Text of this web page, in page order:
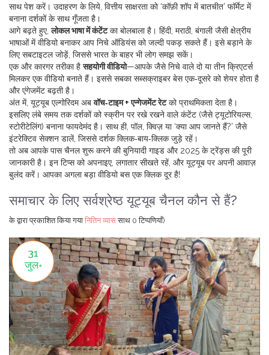
साथ पेश करें। उदाहरण के लिये, वित्तीय साक्षरता को ‘कॉफ़ी शॉप में बातचीत’ फॉर्मेट में
बनाना दर्शकों के साथ गूँजता है।
आगे बढ़ते हुए,लोकल भाषा में कंटेंटका बोलबाला है। हिंदी, मराठी, बंगाली जैसी क्षेत्रीय
भाषाओं में वीडियो बनाकर आप निचे ऑडियंस को जल्दी पकड़ सकते हैं। इसे बड़ाने के
लिए सबटाइटल जोड़ें, जिससे भारत के बाहर भी लोग समझ सकें।
एक और कारगर तरीका हैसहयोगी वीडियो—आपके जैसे निचे वाले दो या तीन क्रिएटर्स
मिलकर एक वीडियो बनाते हैं। इससे सबका सब्सक्राइबर बेस एक‑दूसरे को शेयर होता है
और एंगेजमेंट बढ़ती है।
अंत में, यूट्यूब एल्गोरिदम अबवॉच‑टाइम + एन्गेजमेंट रेटको प्राथमिकता देता है।
इसलिए लंबे समय तक दर्शकों को स्क्रीन पर रखे रखने वाले कंटेंट (जैसे ट्यूटोरियल्स,
स्टोरीटेलिंग) बनाना फायदेमंद है। साथ ही, पॉल, क्विज़ या ‘क्या आप जानते हैं?’ जैसे
इंटरेक्टिव सेक्शन डालें, जिससे दर्शक क्लिक‑बाय‑क्लिक जुड़े रहें।
तो अब आपके पास चैनल शुरू करने की बुनियादी गाइड और 2025 के ट्रेंड्स की पूरी
जानकारी है। इन टिप्स को अपनाइए, लगातार सीखते रहें, और यूट्यूब पर अपनी आवाज़
बुलंद करें। आपका अगला बड़ा वीडियो बस एक क्लिक दूर है!
समाचार के लिए सर्वश्रेष्ठ यूट्यूब चैनल कौन से हैं?
के द्वारा प्रकाशित किया गया नितिन व्याससाथ 0 टिप्पणियाँ)
31
जुल॰